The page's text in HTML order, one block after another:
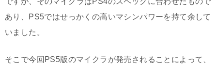
あり、PS5ではせっかくの高いマシンパワーを持て余して
いました。
そこで今回PS5版のマイクラが発売されることによって、